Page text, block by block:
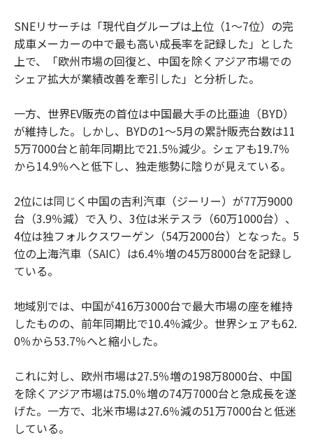
SNEリサーチは「現代自グループは上位（1〜7位）の完
成車メーカーの中で最も高い成長率を記録した」とした
上で、「欧州市場の回復と、中国を除くアジア市場での
シェア拡大が業績改善を牽引した」と分析した。
一方、世界EV販売の首位は中国最大手の比亜迪（BYD）
が維持した。しかし、BYDの1〜5月の累計販売台数は11
5万7000台と前年同期比で21.5％減少。シェアも19.7％
から14.9％へと低下し、独走態勢に陰りが見えている。
2位には同じく中国の吉利汽車（ジーリー）が77万9000
台（3.9％減）で入り、3位は米テスラ（60万1000台）、
4位は独フォルクスワーゲン（54万2000台）となった。5
位の上海汽車（SAIC）は6.4％増の45万8000台を記録し
ている。
地域別では、中国が416万3000台で最大市場の座を維持
したものの、前年同期比で10.4％減少。世界シェアも62.
0％から53.7％へと縮小した。
これに対し、欧州市場は27.5％増の198万8000台、中国
を除くアジア市場は75.0％増の74万7000台と急成長を遂
げた。一方で、北米市場は27.6％減の51万7000台と低迷
している。